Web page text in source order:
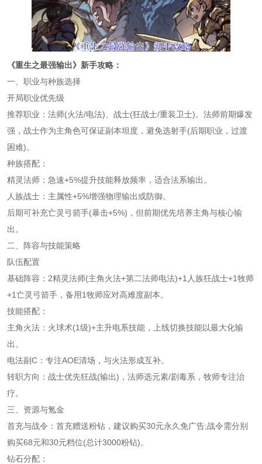
《重生之最强输出》新手攻略：
一、职业与种族选择
开局职业优先级
推荐职业：法师(火法/电法)、战士(狂战士/重装卫士)。法师前期爆发
强，战士作为主角色可保证副本坦度，避免选射手(后期职业，过渡
困难)。
种族搭配：
精灵法师：急速+5%提升技能释放频率，适合法系输出。
人族战士：主属性+5%增强物理输出或防御。
后期可补充亡灵弓箭手(暴击+5%)，但前期优先培养主角与核心输
出。
二、阵容与技能策略
队伍配置
基础阵容：2精灵法师(主角火法+第二法师电法)+1人族狂战士+1牧师
+1亡灵弓箭手，备用1牧师应对高难度副本。
技能搭配：
主角火法：火球术(1级)+主升电系技能，上线切换技能以最大化输
出。
电法副C：专注AOE清场，与火法形成互补。
转职方向：战士优先狂战(输出)，法师选元素/剧毒系，牧师专注治
疗。
三、资源与氪金
首充与战令：首充赠送粉钻，建议购买30元永久免广告;战令需分别
购买68元和30元档位(总计3000粉钻)。
钻石分配：